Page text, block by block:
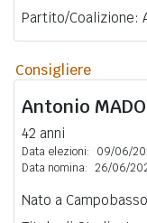
Partito/Coalizione:
Consigliere
Antonio
42 anni
Data elezioni:
09/06/
Data nomina: 26/06/
Nato a